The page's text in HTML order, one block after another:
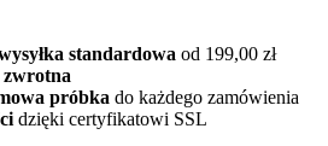
standardowa od 199,00 zł
zwrotna
próbka do każdego zamówienia
dzięki certyfikatowi SSL